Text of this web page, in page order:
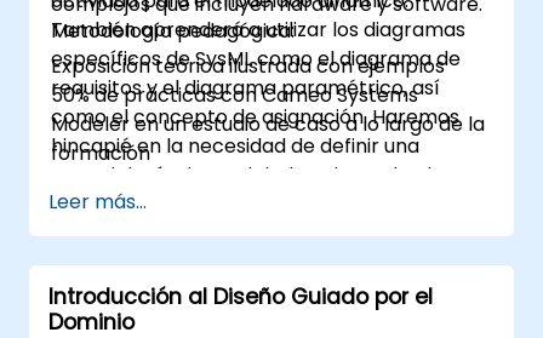
También aprenderá a utilizar los diagramas
específicos de SysML como el diagrama de
requisitos y el diagrama paramétrico, así
como el concepto de asignación. Haremos
hincapié en la necesidad de definir una
metodología de modelado, adecuada al
contexto de la empresa y al tipo de sistema a
estudiar. La parte práctica se realizará
utilizando la herramienta de modelado
Cameo Systems Modeler (MagicDraw) de
NoMagic.
Metodología pedagógica:
Exposición teórica ilustrada con ejemplos
50% de prácticas con Cameo Systems
Modeler en un estudio de caso a lo largo de la
formación
Leer más...
Introducción al Diseño Guiado por el
Dominio